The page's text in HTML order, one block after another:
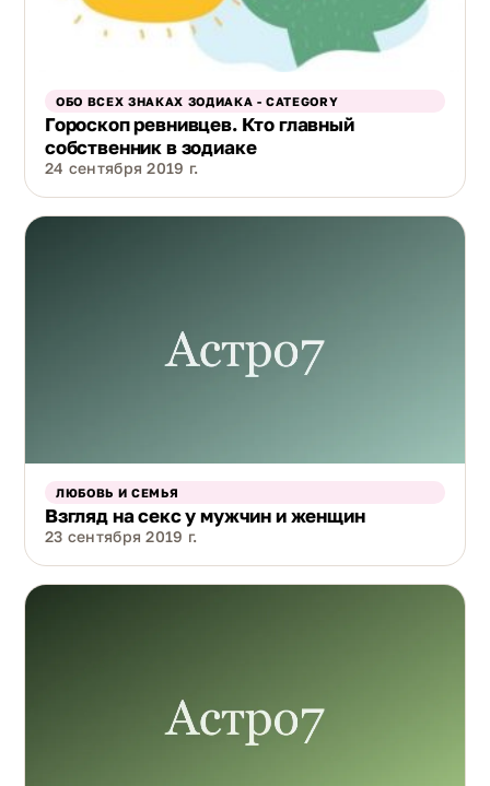
ОБО ВСЕХ ЗНАКАХ ЗОДИАКА - CATEGORY
Гороскоп ревнивцев. Кто главный
собственник в зодиаке
24 сентября 2019 г.
ЛЮБОВЬ И СЕМЬЯ
Взгляд на секс у мужчин и женщин
23 сентября 2019 г.